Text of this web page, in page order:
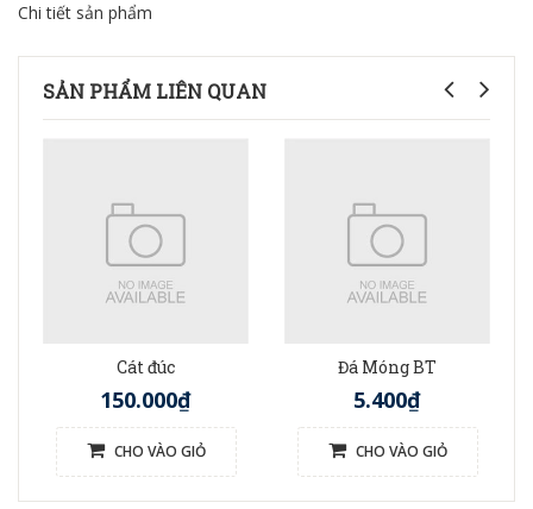
Chi tiết sản phẩm
SẢN PHẨM LIÊN QUAN
Cát đúc
150.000₫
CHO VÀO GIỎ
Đá Móng BT
5.400₫
CHO VÀO GIỎ